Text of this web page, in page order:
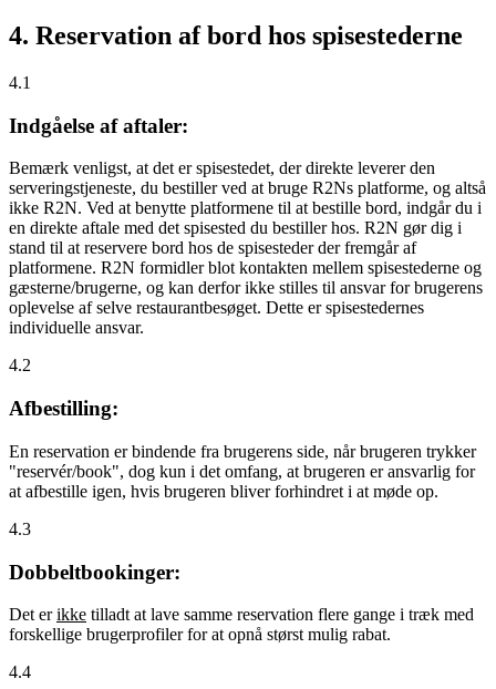
4. Reservation af bord hos spisestederne
4.1
Indgåelse af aftaler:
Bemærk venligst, at det er spisestedet, der direkte leverer den
serveringstjeneste, du bestiller ved at bruge R2Ns platforme, og altså
ikke R2N. Ved at benytte platformene til at bestille bord, indgår du i
en direkte aftale med det spisested du bestiller hos. R2N gør dig i
stand til at reservere bord hos de spisesteder der fremgår af
platformene. R2N formidler blot kontakten mellem spisestederne og
gæsterne/brugerne, og kan derfor ikke stilles til ansvar for brugerens
oplevelse af selve restaurantbesøget. Dette er spisestedernes
individuelle ansvar.
4.2
Afbestilling:
En reservation er bindende fra brugerens side, når brugeren trykker
"reservér/book", dog kun i det omfang, at brugeren er ansvarlig for
at afbestille igen, hvis brugeren bliver forhindret i at møde op.
4.3
Dobbeltbookinger:
Det erikke tilladt at lave samme reservation flere gange i træk med
forskellige brugerprofiler for at opnå størst mulig rabat.
4.4